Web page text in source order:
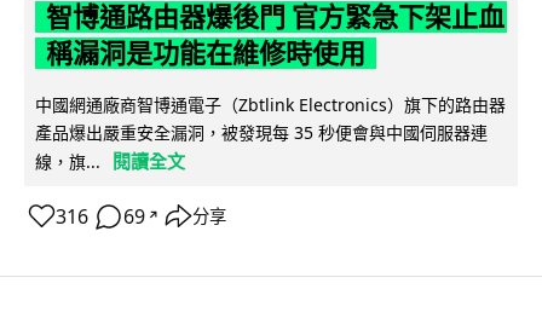
智博通路由器爆後門 官方緊急下架止血
稱漏洞是功能在維修時使用
中國網通廠商智博通電子（Zbtlink Electronics）旗下的路由器
產品爆出嚴重安全漏洞，被發現每 35 秒便會與中國伺服器連
線，旗...
閱讀全文
316 69 ↗ 分享